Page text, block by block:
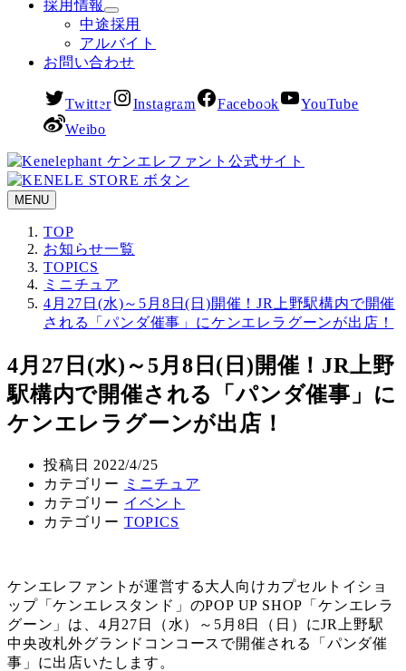
採用情報
中途採用
アルバイト
お問い合わせ
Twitter Instagram Facebook
YouTube
Weibo
MENU
TOP
お知らせ一覧
TOPICS
ミニチュア
4月27日(水)～5月8日(日)開催！JR上野駅構内で開催
される「パンダ催事」にケンエレラグーンが出店！
4月27日(水)～5月8日(日)開催！JR上野
駅構内で開催される「パンダ催事」に
ケンエレラグーンが出店！
投稿日 2022/4/25
カテゴリー
ミニチュア
カテゴリー イベント
カテゴリー TOPICS
ケンエレファントが運営する大人向けカプセルトイショ
ップ「ケンエレスタンド」のPOP UP SHOP「ケンエレラ
グーン」は、4月27日（水）～5月8日（日）にJR上野駅
中央改札外グランドコンコースで開催される「パンダ催
事」に出店いたします。